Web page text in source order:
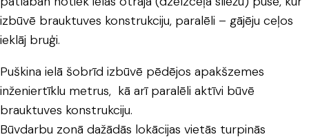
izbūvē brauktuves konstrukciju, paralēli – gājēju ceļos
ieklāj bruģi.
Puškina ielā šobrīd izbūvē pēdējos apakšzemes
inženiertīklu metrus, kā arī paralēli aktīvi būvē
brauktuves konstrukciju.
Būvdarbu zonā dažādās lokācijas vietās turpinās